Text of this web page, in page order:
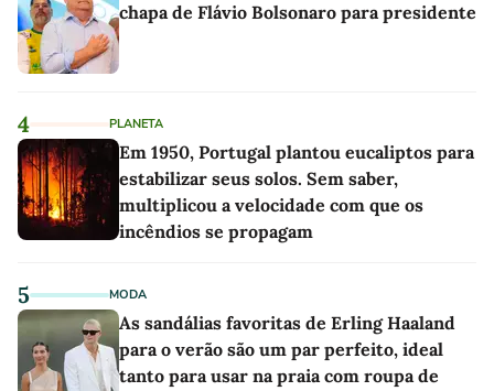
chapa de Flávio Bolsonaro para presidente
4 PLANETA
Em 1950, Portugal plantou eucaliptos para
estabilizar seus solos. Sem saber,
multiplicou a velocidade com que os
incêndios se propagam
5 MODA
As sandálias favoritas de Erling Haaland
para o verão são um par perfeito, ideal
tanto para usar na praia com roupa de